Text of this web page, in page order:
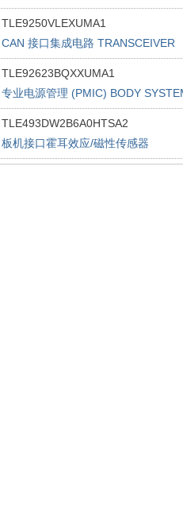
BRIDGES
TLE9250VLEXUMA1
CAN 接口集成电路 TRANSCEIVER
TLE92623BQXXUMA1
专业电源管理 (PMIC) BODY
ICS
TLE493DW2B6A0HTSA2
板机接口霍耳效应/磁性传感器
POSITION&CURRENT SENSORS